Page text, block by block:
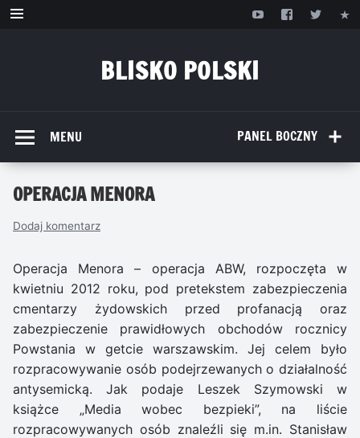
Przejdź
BLISKO POLSKI
PANEL BOCZNY
MENU
OPERACJA MENORA
Dodaj komentarz
Operacja Menora – operacja ABW, rozpoczęta w
kwietniu 2012 roku, pod pretekstem zabezpieczenia
cmentarzy żydowskich przed profanacją oraz
zabezpieczenie prawidłowych obchodów rocznicy
Powstania w getcie warszawskim. Jej celem było
rozpracowywanie osób podejrzewanych o działalność
antysemicką. Jak podaje Leszek Szymowski w
książce „Media wobec bezpieki”, na liście
rozpracowywanych osób znaleźli się m.in. Stanisław